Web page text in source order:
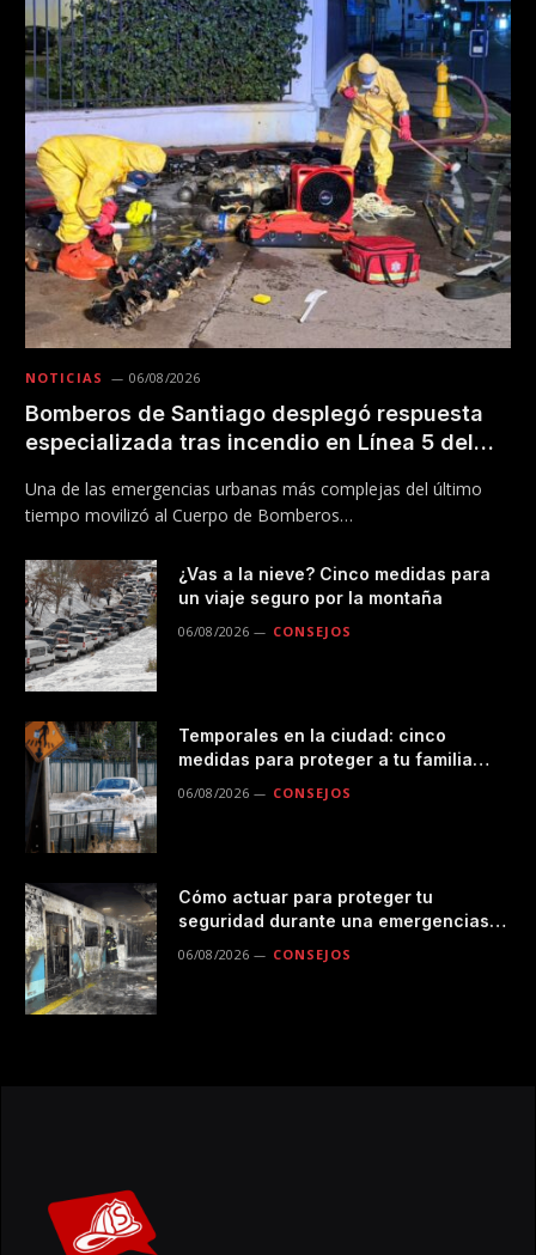
NOTICIAS 06/08/2026
Bomberos de Santiago desplegó respuesta
especializada tras incendio en Línea 5 del
Una de las emergencias urbanas más complejas del último
tiempo movilizó al Cuerpo de Bomberos…
¿Vas a la nieve? Cinco medidas para
un viaje seguro por la montaña
06/08/2026 CONSEJOS
Temporales en la ciudad: cinco
medidas para proteger a tu familia
durante las lluvias
06/08/2026 CONSEJOS
Cómo actuar para proteger tu
seguridad durante una emergencias
en el transporte público
06/08/2026 CONSEJOS